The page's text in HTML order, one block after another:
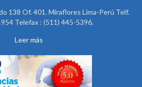
138 Of. 401. Miraflores Lima-Perú Telf.
Telefax : (511) 445-5396.
Leer más